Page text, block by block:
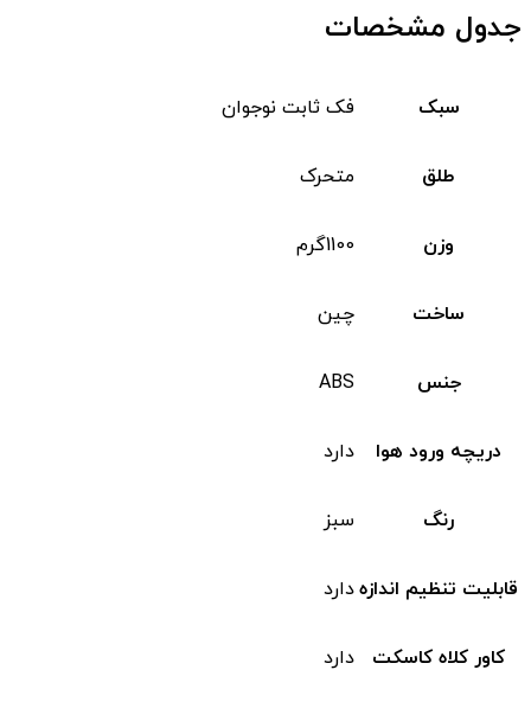
جدول مشخصات
سبک فک ثابت نوجوان
طلق متحرک
وزن 1100گرم
ساخت چین
جنس ABS
دریچه ورود هوا دارد
رنگ سبز
قابلیت تنظیم اندازهدارد
کاور کلاه کاسکت دارد